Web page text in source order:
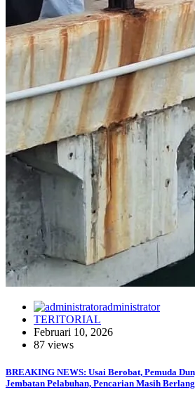
administrator
TERITORIAL
Februari 10, 2026
87 views
BREAKING NEWS: Usai Berobat, Pemuda
Jembatan Pelabuhan, Pencarian Masih